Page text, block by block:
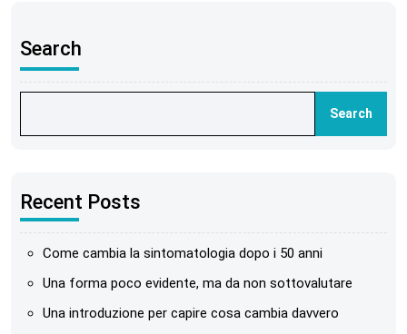
Search
Search
Recent Posts
Come cambia la sintomatologia dopo i 50 anni
Una forma poco evidente, ma da non sottovalutare
Una introduzione per capire cosa cambia davvero